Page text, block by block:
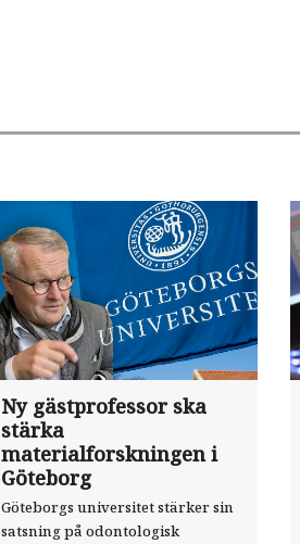
Ny gästprofessor ska
stärka
materialforskningen i
Göteborg
Göteborgs universitet stärker sin
satsning på odontologisk